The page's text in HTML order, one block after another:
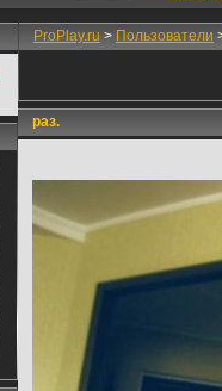
ProPlay.ru > Пользователи
раз.